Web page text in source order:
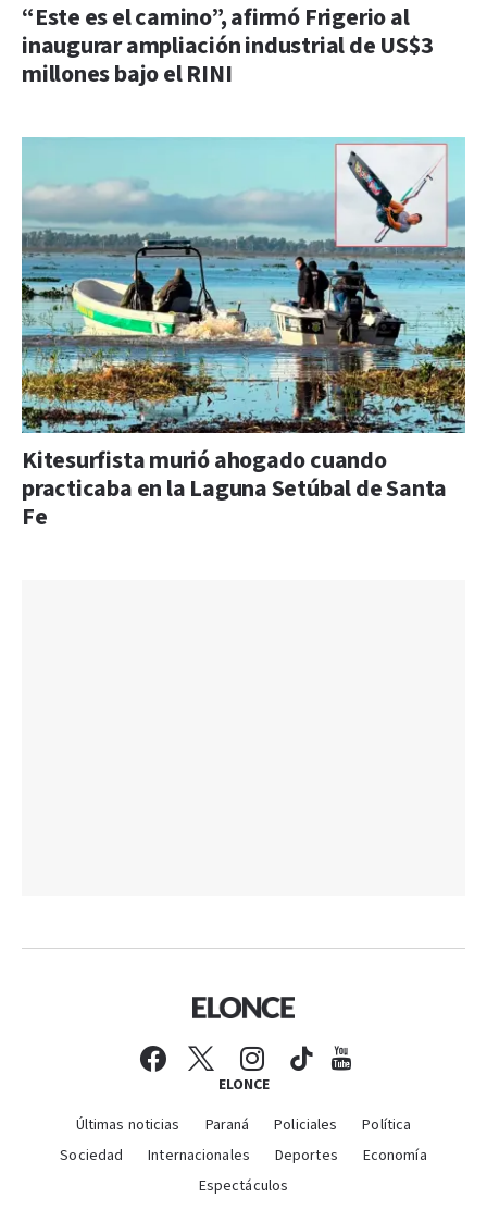
“Este es el camino”, afirmó Frigerio al
inaugurar ampliación industrial de US$3
millones bajo el RINI
Kitesurfista murió ahogado cuando
practicaba en la Laguna Setúbal de Santa
Fe
ELONCE
Últimas noticias Paraná Policiales
Política
Sociedad
Internacionales Deportes
Economía
Espectáculos